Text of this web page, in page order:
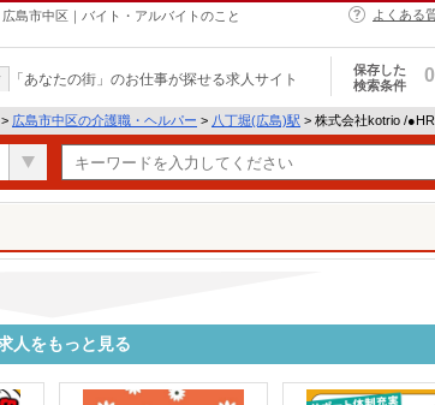
島市中区｜バイト・アルバイトのこと
よくある
「あなたの街」のお仕事が探せる求人サイト
保存した
検索条件
0
> 広島市中区の介護職・ヘルパー > 八丁堀(広島)駅 > 株式会社kotrio /
人をもっと見る